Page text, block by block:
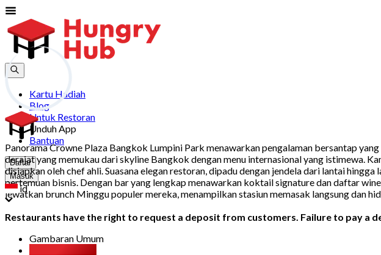
Kartu Hadiah
Blog
Untuk Restoran
Unduh App
Bantuan
Daftar
Masuk
id
Panorama Crowne Plaza Bangkok Lumpini Park menawarkan pengalaman bersantap
derajat yang memukau dari skyline Bangkok dengan menu internasional yang istimewa.
disiapkan oleh chef ahli. Suasana elegan restoran, dipadu dengan jendela dari lantai
pertemuan bisnis. Dengan bar yang lengkap menawarkan koktail signature dan daftar
lewatkan brunch Minggu populer mereka, menampilkan stasiun memasak langsung dan
Restaurants have the right to request a deposit from customers. Failure to pay a
Gambaran Umum